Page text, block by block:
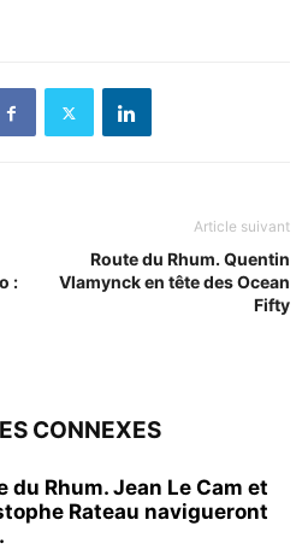
:
Article suivant
Route du Rhum. Quentin
Vlamynck en tête des Ocean
Fifty
CONNEXES
du Rhum. Jean Le Cam et
Rateau navigueront